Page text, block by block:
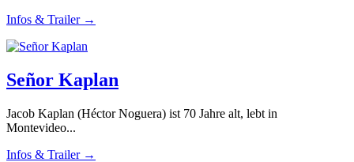
Infos & Trailer →
Señor Kaplan
Jacob Kaplan (Héctor Noguera) ist 70 Jahre alt, lebt in
Montevideo...
Infos & Trailer →